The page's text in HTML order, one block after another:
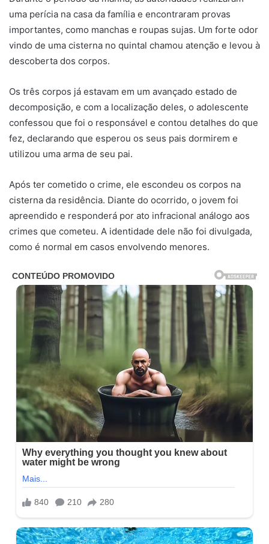
uma perícia na casa da família e encontraram provas
importantes, como manchas e roupas sujas. Um forte odor
vindo de uma cisterna no quintal chamou atenção e levou à
descoberta dos corpos.
Os três corpos já estavam em um avançado estado de
decomposição, e com a localização deles, o adolescente
confessou que foi o responsável e contou detalhes do que
fez, declarando que esperou os seus pais dormirem e
utilizou uma arma de seu pai.
Após ter cometido o crime, ele escondeu os corpos na
cisterna da residência. Diante do ocorrido, o jovem foi
apreendido e responderá por ato infracional análogo aos
crimes que cometeu. A identidade dele não foi divulgada,
como é normal em casos envolvendo menores.